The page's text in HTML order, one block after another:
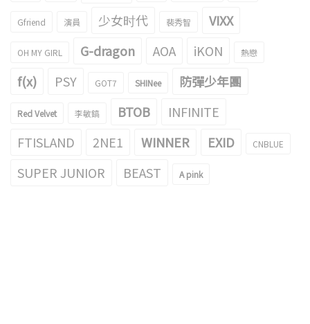
Gfriend 演員 少女时代 裴秀智 VIXX
OH MY GIRL G-dragon AOA iKON 熱戀
f(x) PSY GOT7 SHINee 防彈少年團
Red Velvet 李敏鎬 BTOB
INFINITE
FTISLAND
2NE1 WINNER EXID CNBLUE
SUPER JUNIOR BEAST A pink